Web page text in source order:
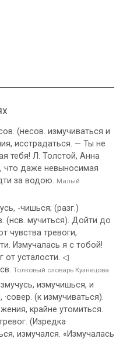
(несов. измучиваться и
исстрадаться. — Ты не
тебя! Л. Толстой, Анна
что даже невыносимая
за водою. Малый
-чишься; (разг.)
(нсв. мучиться). Дойти до
чувства тревоги,
Измучалась я с тобой!
от усталости. ◁
Толковый словарь Кузнецова
измучишься, и
(к измучиваться).
крайне утомиться.
(Изредка
измучался. «Измучалась